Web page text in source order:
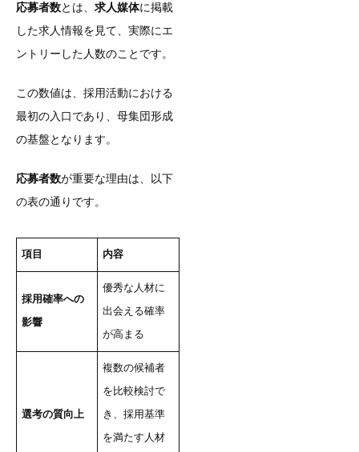
応募者数とは、 求人媒体に掲載
した求人情報を見て、実際にエ
ントリーした人数のことです。
この数値は、採用活動における
最初の入口であり、母集団形成
の基盤となります。
応募者数が重要な理由は、以下
の表の通りです。
項目 内容
採用確率への
影響
優秀な人材に
出会える確率
が高まる
選考の質向上
複数の候補者
を比較検討で
き、採用基準
を満たす人材